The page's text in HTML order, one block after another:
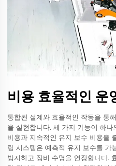
비용 효율적인 운
통합된 설계와 효율적인 작동을 통
을 실현합니다. 세 가지 기능이 하
비용과 지속적인 유지 보수 비용을
링 시스템은 예측적 유지 보수를 가
방지하고 장비 수명을 연장합니다.